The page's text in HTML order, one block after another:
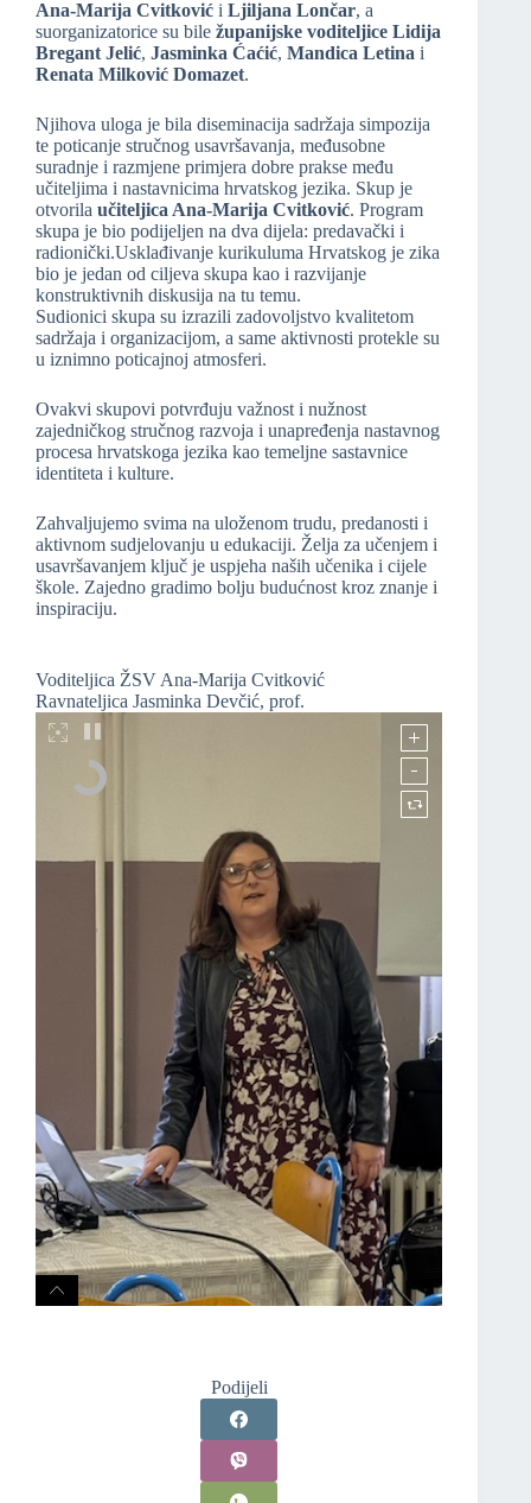
Ana-Marija Cvitković i Ljiljana Lončar, a
suorganizatorice su bile županijske voditeljice Lidija
Bregant Jelić, Jasminka Ćaćić, Mandica Letina i
Renata Milković Domazet.
Njihova uloga je bila diseminacija sadržaja simpozija
te poticanje stručnog usavršavanja, međusobne
suradnje i razmjene primjera dobre prakse među
učiteljima i nastavnicima hrvatskog jezika. Skup je
otvorila učiteljica Ana-Marija Cvitković. Program
skupa je bio podijeljen na dva dijela: predavački i
radionički.Usklađivanje kurikuluma Hrvatskog je zika
bio je jedan od ciljeva skupa kao i razvijanje
konstruktivnih diskusija na tu temu.
Sudionici skupa su izrazili zadovoljstvo kvalitetom
sadržaja i organizacijom, a same aktivnosti protekle su
u iznimno poticajnoj atmosferi.
Ovakvi skupovi potvrđuju važnost i nužnost
zajedničkog stručnog razvoja i unapređenja nastavnog
procesa hrvatskoga jezika kao temeljne sastavnice
identiteta i kulture.
Zahvaljujemo svima na uloženom trudu, predanosti i
aktivnom sudjelovanju u edukaciji. Želja za učenjem i
usavršavanjem ključ je uspjeha naših učenika i cijele
škole. Zajedno gradimo bolju budućnost kroz znanje i
inspiraciju.
Voditeljica ŽSV Ana-Marija Cvitković
Ravnateljica Jasminka Devčić, prof.
Podijeli